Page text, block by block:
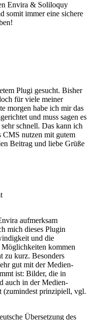
Envira & Soliloquy
somit immer eine sichere
Plugi gesucht. Bisher
für viele meiner
morgen habe ich mir das
und muss sagen es
schnell. Das kann ich
CMS nutzen mit gutem
Beitrag und liebe Grüße
aufmerksam
mich dieses Plugin
und die
kommen
zu kurz. Besonders
gut mit der Medien-
ist: Bilder, die in
auch in der Medien-
(zumindest prinzipiell, vgl.
Übersetzung des